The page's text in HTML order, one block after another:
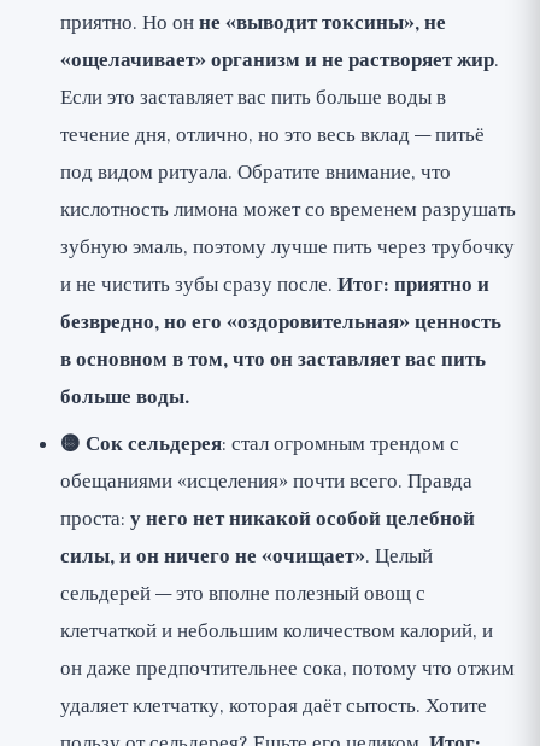
приятно. Но онне «выводит токсины», не
«ощелачивает» организм и не растворяет жир.
Если это заставляет вас пить больше воды в
течение дня, отлично, но это весь вклад — питьё
под видом ритуала. Обратите внимание, что
кислотность лимона может со временем разрушать
зубную эмаль, поэтому лучше пить через трубочку
и не чистить зубы сразу после. Итог: приятно и
безвредно, но его «оздоровительная» ценность
в основном в том, что он заставляет вас пить
больше воды.
🟡 Сок сельдерея: стал огромным трендом с
обещаниями «исцеления» почти всего. Правда
проста: у него нет никакой особой целебной
силы, и он ничего не «очищает». Целый
сельдерей — это вполне полезный овощ с
клетчаткой и небольшим количеством калорий, и
он даже предпочтительнее сока, потому что отжим
удаляет клетчатку, которая даёт сытость. Хотите